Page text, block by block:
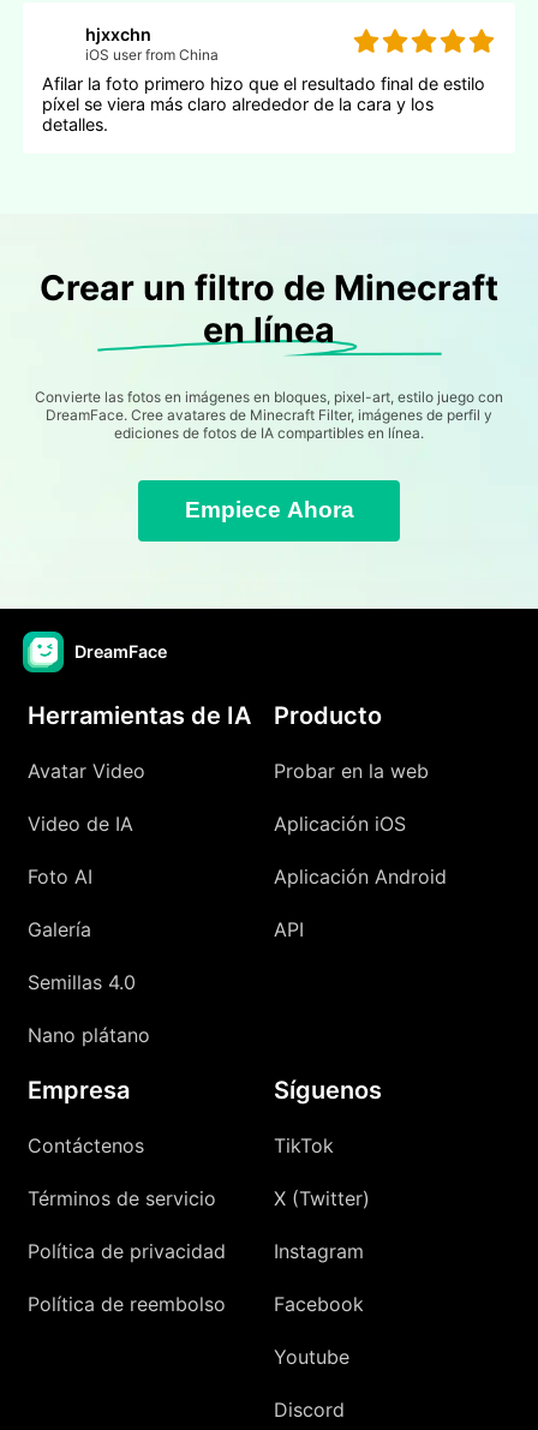
hjxxchn
iOS user from China
Afilar la foto primero hizo que el resultado final de estilo
píxel se viera más claro alrededor de la cara y los
detalles.
Crear un filtro de Minecraft
en línea
Convierte las fotos en imágenes en bloques, pixel-art, estilo juego con
DreamFace. Cree avatares de Minecraft Filter, imágenes de perfil y
ediciones de fotos de IA compartibles en línea.
Empiece Ahora
DreamFace
Herramientas de IA
Avatar Video
Video de IA
Foto AI
Galería
Semillas 4.0
Nano plátano
Producto
Probar en la web
Aplicación iOS
Aplicación Android
API
Empresa
Contáctenos
Términos de servicio
Política de privacidad
Política de reembolso
Síguenos
TikTok
X (Twitter)
Instagram
Facebook
Youtube
Discord